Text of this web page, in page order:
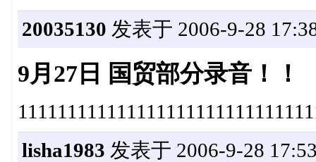
20035130 发表于 2006-9-28
9月27日 国贸部分录音！！
lisha1983 发表于 2006-9-28